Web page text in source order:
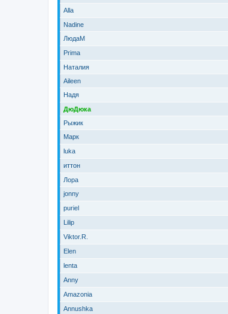
Alla
Nadine
ЛюдаМ
Prima
Наталия
Aileen
Надя
ДюДюка
Рыжик
Марк
luka
иттон
Лора
jonny
puriel
Lilip
Viktor.R.
Elen
lenta
Anny
Amazonia
Annushka